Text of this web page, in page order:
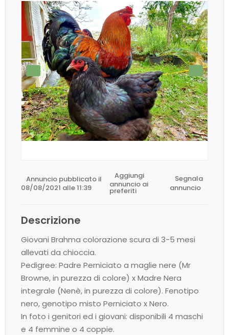
Annuncio pubblicato il
08/08/2021 alle 11:39
Aggiungi
annuncio ai
preferiti
Segnala
annuncio
Descrizione
Giovani Brahma colorazione scura di 3-5 mesi
allevati da chioccia.
Pedigree: Padre Perniciato a maglie nere (Mr
Browne, in purezza di colore) x Madre Nera
integrale (Nenè, in purezza di colore). Fenotipo
nero, genotipo misto Perniciato x Nero.
In foto i genitori ed i giovani: disponibili 4 maschi
e 4 femmine o 4 coppie.